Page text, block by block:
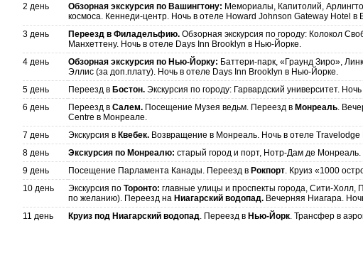
2 день
Обзорная экскурсия по Вашингтону: Мемориалы, Капитолий,
космоса. Кеннеди-центр. Ночь в отеле Howard Johnson Gateway Hotel в
3 день
Переезд в Филадельфию. Обзорная экскурсия по городу: Колокол
Манхеттену. Ночь в отеле Days Inn Brooklyn в Нью-Йорке.
4 день
Обзорная экскурсия по Нью-Йорку: Баттери-парк, «Граунд Зиро»,
Эллис (за доп.плату). Ночь в отеле Days Inn Brooklyn в Нью-Йорке.
5 день
Переезд в Бостон. Экскурсия по городу: Гарвардский университет.
6 день
Переезд в Салем. Посещение Музея ведьм. Переезд в Монреаль.
Centre в Монреале.
7 день
Экскурсия в Квебек. Возвращение в Монреаль. Ночь в отеле
8 день
Экскурсия по Монреалю: старый город и порт, Нотр-Дам де
9 день
Посещение Парламента Канады. Переезд в Рокпорт. Круиз «1000
10 день
Экскурсия по Торонто: главные улицы и проспекты города, Сити-
по желанию). Переезд на Ниагарский водопад. Вечерняя Ниагара.
11 день
Круиз под Ниагарский водопад. Переезд в Нью-Йорк. Трансфер в